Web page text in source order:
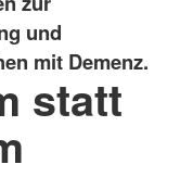
und
mit Demenz.
statt